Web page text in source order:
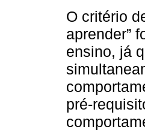
O critério
aprender”
ensino, já
pré-